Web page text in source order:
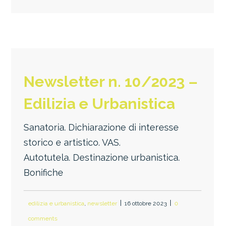
Newsletter n. 10/2023 –
Edilizia e Urbanistica
Sanatoria. Dichiarazione di interesse
storico e artistico. VAS.
Autotutela. Destinazione urbanistica.
Bonifiche
edilizia e urbanistica newsletter 16 ottobre 2023 0
comments